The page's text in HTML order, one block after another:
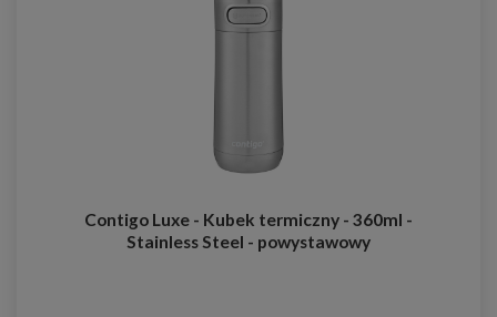
Contigo Luxe - Kubek termiczny - 360ml -
Stainless Steel - powystawowy